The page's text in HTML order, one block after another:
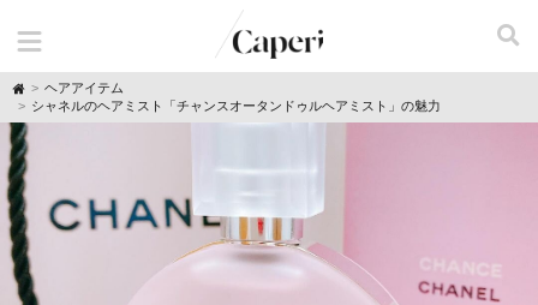
H
o
m
e
ヘアアイテム
シャネルのヘアミスト「チャンスオータンドゥルヘアミスト」の魅力